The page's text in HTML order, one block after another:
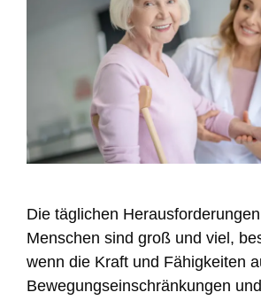
Die täglichen
Menschen sind groß und viel,
wenn die Kraft und Fähigkeiten
Bewegungseinschränkungen